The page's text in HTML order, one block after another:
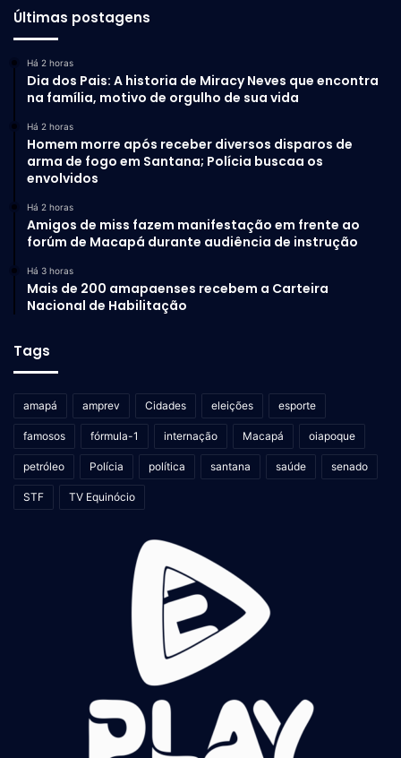
Últimas postagens
Há 2 horas
Dia dos Pais: A historia de Miracy Neves que encontra
na família, motivo de orgulho de sua vida
Há 2 horas
Homem morre após receber diversos disparos de
arma de fogo em Santana; Polícia buscaa os
envolvidos
Há 2 horas
Amigos de miss fazem manifestação em frente ao
forúm de Macapá durante audiência de instrução
Há 3 horas
Mais de 200 amapaenses recebem a Carteira
Nacional de Habilitação
Tags
amapá amprev Cidades eleições esporte
famosos fórmula-1 internação Macapá oiapoque
petróleo Polícia política santana saúde senado
STF TV Equinócio